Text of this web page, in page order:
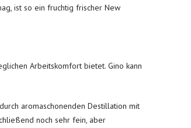
ist so ein fruchtig frischer New
Arbeitskomfort bietet. Gino kann
aromaschonenden Destillation mit
noch sehr fein, aber